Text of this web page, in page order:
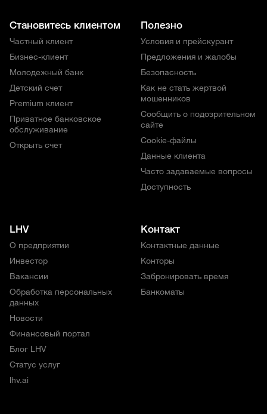
Становитесь клиентом
Частный клиент
Бизнес-клиент
Молодежный банк
Детский счет
Premium клиент
Приватное банковское
обслуживание
Открыть счет
Полезно
Условия и прейскурант
Предложения и жалобы
Безопасность
Как не стать жертвой
мошенников
Сообщить о подозрительном
сайте
Cookie-файлы
Данные клиента
Часто задаваемые вопросы
Доступность
LHV
О предприятии
Инвестор
Вакансии
Обработка персональных
данных
Новости
Финансовый портал
Блог LHV
Статус услуг
lhv.ai
Контакт
Контактные данные
Конторы
Забронировать время
Банкоматы